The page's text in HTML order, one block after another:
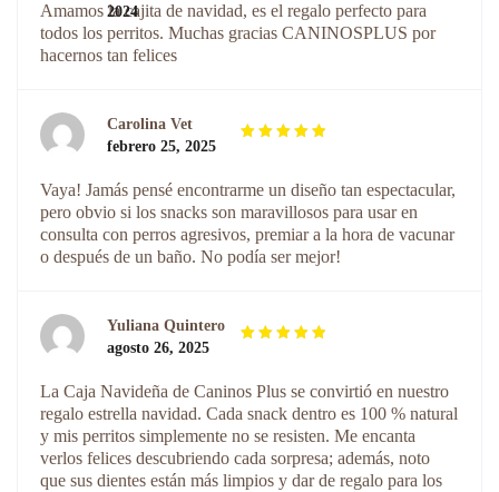
5
2024
Amamos la cajita de navidad, es el regalo perfecto para
todos los perritos. Muchas gracias CANINOSPLUS por
hacernos tan felices
5
Carolina Vet
febrero 25, 2025
Vaya! Jamás pensé encontrarme un diseño tan espectacular,
pero obvio si los snacks son maravillosos para usar en
consulta con perros agresivos, premiar a la hora de vacunar
o después de un baño. No podía ser mejor!
5
Yuliana Quintero
agosto 26, 2025
La Caja Navideña de Caninos Plus se convirtió en nuestro
regalo estrella navidad. Cada snack dentro es 100 % natural
y mis perritos simplemente no se resisten. Me encanta
verlos felices descubriendo cada sorpresa; además, noto
que sus dientes están más limpios y dar de regalo para los